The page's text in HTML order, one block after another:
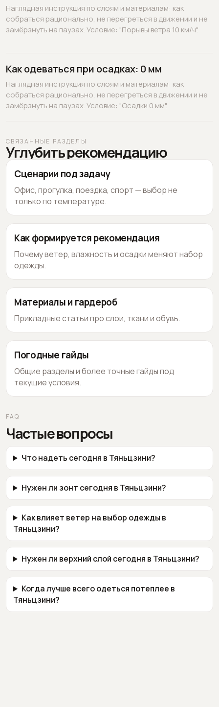
Наглядная инструкция по слоям и материалам: как
собраться рационально, не перегреться в движении и не
замёрзнуть на паузах. Условие: "Порывы ветра 10 км/ч".
Как одеваться при осадках: 0 мм
Наглядная инструкция по слоям и материалам: как
собраться рационально, не перегреться в движении и не
замёрзнуть на паузах. Условие: "Осадки 0 мм".
СВЯЗАННЫЕ РАЗДЕЛЫ
Углубить рекомендацию
Сценарии под задачу
Офис, прогулка, поездка, спорт — выбор не
только по температуре.
Как формируется рекомендация
Почему ветер, влажность и осадки меняют набор
одежды.
Материалы и гардероб
Прикладные статьи про слои, ткани и обувь.
Погодные гайды
Общие разделы и более точные гайды под
текущие условия.
FAQ
Частые вопросы
Что надеть сегодня в Тяньцзини?
Нужен ли зонт сегодня в Тяньцзини?
Как влияет ветер на выбор одежды в
Тяньцзини?
Нужен ли верхний слой сегодня в Тяньцзини?
Когда лучше всего одеться потеплее в
Тяньцзини?